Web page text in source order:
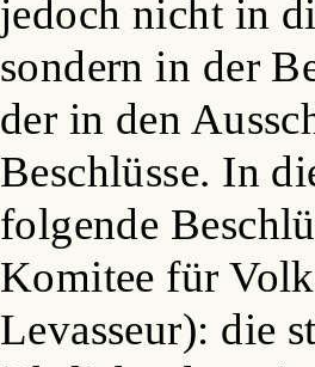
jedoch nicht in
sondern in der
der in den
Beschlüsse. In
folgende
Komitee für
Levasseur): die